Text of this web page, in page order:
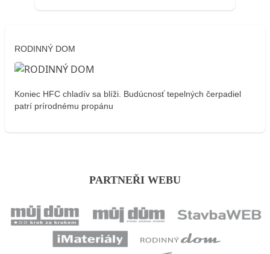
RODINNÝ DOM
Koniec HFC chladív sa blíži. Budúcnosť tepelných čerpadiel
patrí prírodnému propánu
PARTNEŘI WEBU